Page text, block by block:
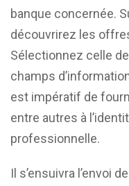
banque concernée.
découvrirez les
Sélectionnez celle
champs
est impératif de
entre autres à
professionnelle.
Il s’ensuivra l’envoi